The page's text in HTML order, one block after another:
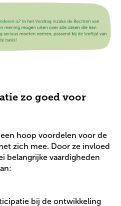
zo goed voor
hoop voordelen voor de
zich mee. Door ze invloed
belangrijke vaardigheden
bij de ontwikkeling